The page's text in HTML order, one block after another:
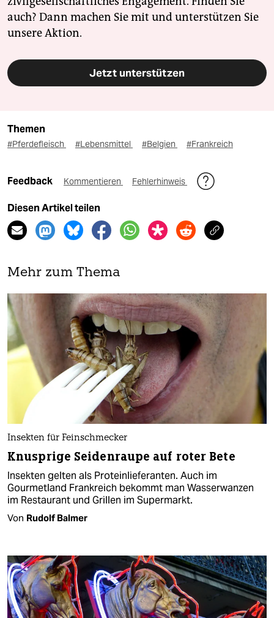
auch? Dann machen Sie mit und unterstützen Sie
unsere Aktion.
Jetzt unterstützen
Themen
#Pferdefleisch #Lebensmittel #Belgien #Frankreich
Feedback Kommentieren Fehlerhinweis
Diesen Artikel teilen
Mehr zum Thema
Insekten für Feinschmecker
Knusprige Seidenraupe auf roter Bete
Insekten gelten als Proteinlieferanten. Auch im
Gourmetland Frankreich bekommt man Wasserwanzen
im Restaurant und Grillen im Supermarkt.
Von Rudolf Balmer